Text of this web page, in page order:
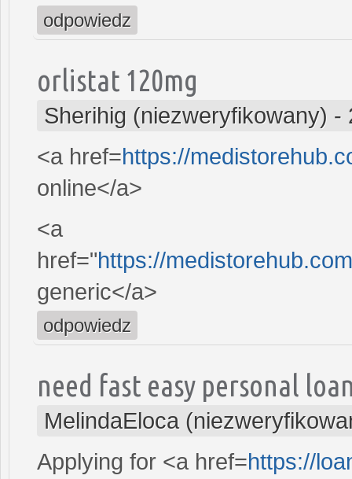
odpowiedz
orlistat 120mg
Sherihig (niezweryfikowany) -
<a href=https://
online</a>
<a
href="https://
generic</a>
odpowiedz
need fast easy personal
MelindaEloca
Applying for <a href=https://